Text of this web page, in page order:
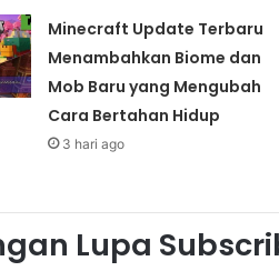
Minecraft Update Terbaru
Menambahkan Biome dan
Mob Baru yang Mengubah
Cara Bertahan Hidup
3 hari ago
Lupa